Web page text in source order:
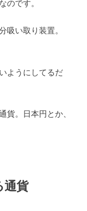
のです。
吸い取り装置。
ようにしてるだ
貨。日本円とか、
通貨